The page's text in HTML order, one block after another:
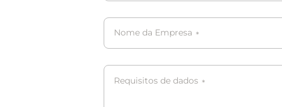
Nome da Empresa *
Requisitos de dados *